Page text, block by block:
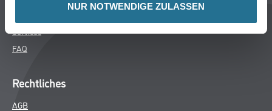
NUR NOTWENDIGE ZULASSEN
Services
FAQ
Rechtliches
AGB